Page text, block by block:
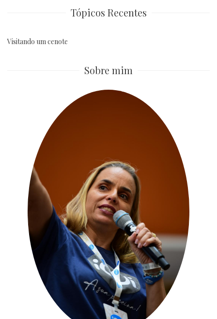
Tópicos Recentes
Visitando um cenote
Sobre mim